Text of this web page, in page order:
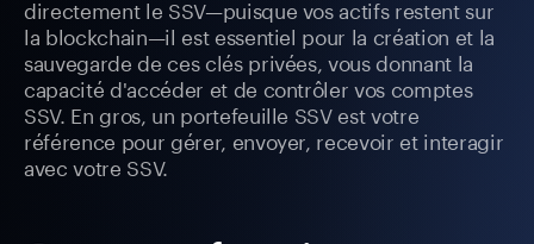
directement le SSV—puisque vos actifs restent sur
la blockchain—il est essentiel pour la création et la
sauvegarde de ces clés privées, vous donnant la
capacité d'accéder et de contrôler vos comptes
SSV. En gros, un portefeuille SSV est votre
référence pour gérer, envoyer, recevoir et interagir
avec votre SSV.